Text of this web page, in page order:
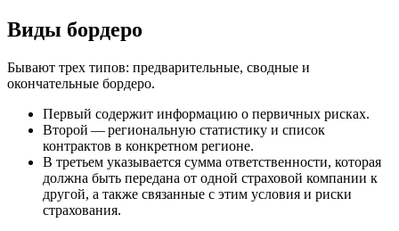
Виды бордеро
Бывают трех типов: предварительные, сводные и
окончательные бордеро.
Первый содержит информацию о первичных рисках.
Второй — региональную статистику и список
контрактов в конкретном регионе.
В третьем указывается сумма ответственности, которая
должна быть передана от одной страховой компании к
другой, а также связанные с этим условия и риски
страхования.